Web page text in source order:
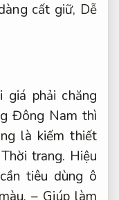
cất giữ, Dễ
giá phải chăng
Đông Nam thì
là kiếm thiết
Thời trang. Hiệu
tiêu dùng ô
– Giúp làm